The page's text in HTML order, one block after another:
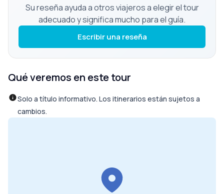
Su reseña ayuda a otros viajeros a elegir el tour
adecuado y significa mucho para el guía.
Escribir una reseña
Qué veremos en este tour
Solo a título informativo. Los itinerarios están sujetos a
cambios.